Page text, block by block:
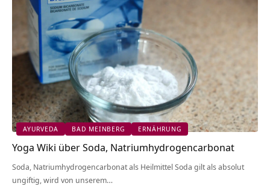
AYURVEDA BAD MEINBERG ERNÄHRUNG
Yoga Wiki über Soda, Natriumhydrogencarbonat
Soda, Natriumhydrogencarbonat als Heilmittel Soda gilt als absolut
ungiftig, wird von unserem…